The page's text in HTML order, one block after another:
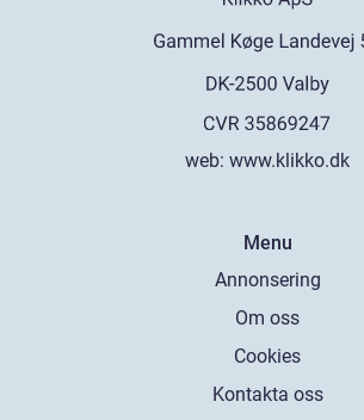
web: www.klikko.dk
Menu
Annonsering
Om oss
Cookies
Kontakta oss